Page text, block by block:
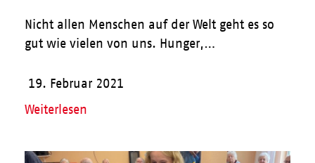
Nicht allen Menschen auf der Welt geht es so
gut wie vielen von uns. Hunger,…
19. Februar 2021
Weiterlesen